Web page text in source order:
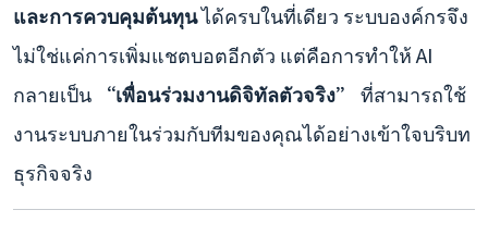
และการควบคุมต้นทุนได้ครบในที่เดียว ระบบองค์กรจึง
ไม่ใช่แค่การเพิ่มแชตบอตอีกตัว แต่คือการทำให้ AI
กลายเป็น “เพื่อนร่วมงานดิจิทัลตัวจริง” ที่สามารถใช้
งานระบบภายในร่วมกับทีมของคุณได้อย่างเข้าใจบริบท
ธุรกิจจริง